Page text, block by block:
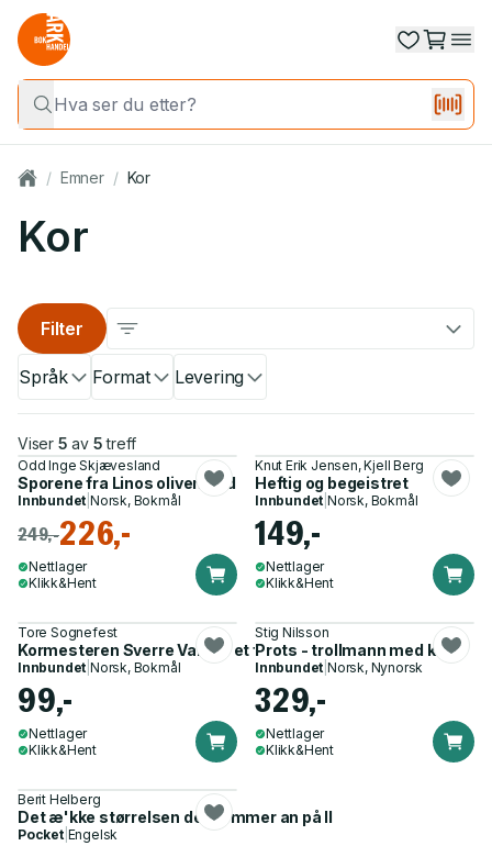
/ Emner / Kor
Kor
Språk Format Levering
Filter
Viser 5 av 5 treff
Odd Inge Skjævesland
Sporene fra Linos olivenlund
Innbundet |Norsk, Bokmål
249,-226,-
Nettlager
Klikk&Hent
Knut Erik Jensen, Kjell Berg
Heftig og begeistret
Innbundet |Norsk, Bokmål
149,-
Nettlager
Klikk&Hent
Tore Sognefest
Kormesteren Sverre Valen - et fenomen i norsk musikkliv
Innbundet |Norsk, Bokmål
99,-
Nettlager
Klikk&Hent
Stig Nilsson
Prots - trollmann med kor
Innbundet |Norsk, Nynorsk
329,-
Nettlager
Klikk&Hent
Berit Helberg
Det æ'kke størrelsen det kommer an på II
Pocket| Engelsk